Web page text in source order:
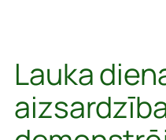
Lauka